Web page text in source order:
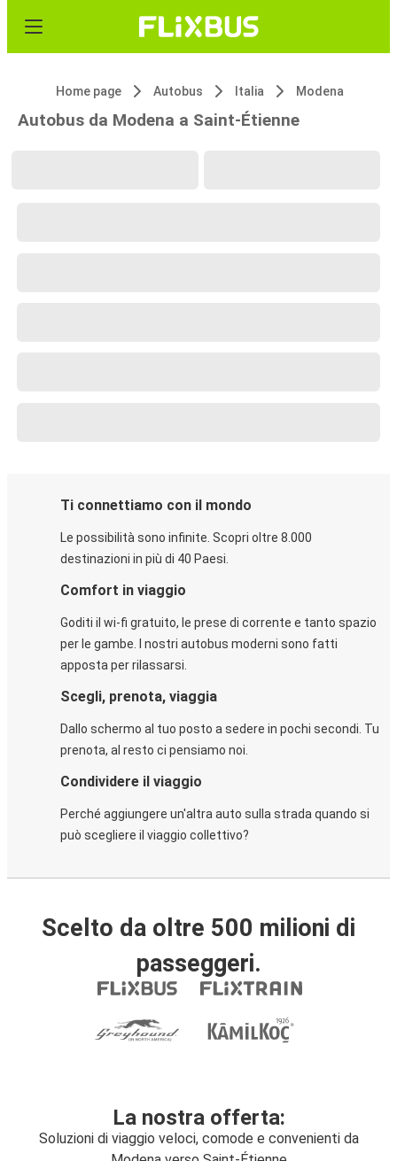
Home page Autobus Italia Modena
Autobus da Modena a Saint-Étienne
Ti connettiamo con il mondo
Le possibilità sono infinite. Scopri oltre 8.000
destinazioni in più di 40 Paesi.
Comfort in viaggio
Goditi il wi-fi gratuito, le prese di corrente e tanto spazio
per le gambe. I nostri autobus moderni sono fatti
apposta per rilassarsi.
Scegli, prenota, viaggia
Dallo schermo al tuo posto a sedere in pochi secondi. Tu
prenota, al resto ci pensiamo noi.
Condividere il viaggio
Perché aggiungere un'altra auto sulla strada quando si
può scegliere il viaggio collettivo?
Scelto da oltre 500 milioni di
passeggeri.
La nostra offerta:
Soluzioni di viaggio veloci, comode e convenienti da